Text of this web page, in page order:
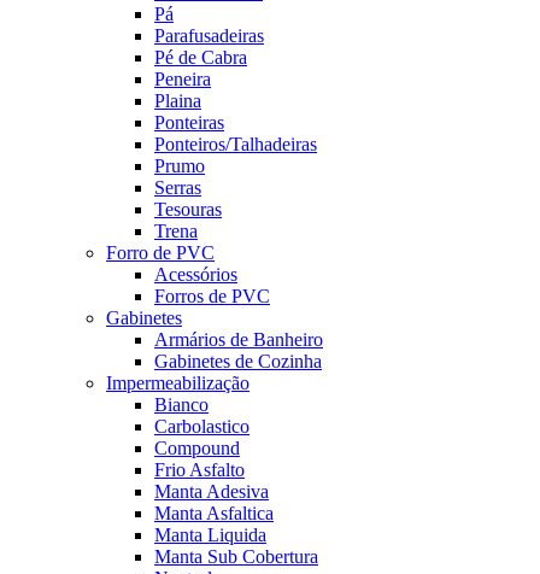
Pá
Parafusadeiras
Pé de Cabra
Peneira
Plaina
Ponteiras
Ponteiros/Talhadeiras
Prumo
Serras
Tesouras
Trena
Forro de PVC
Acessórios
Forros de PVC
Gabinetes
Armários de Banheiro
Gabinetes de Cozinha
Impermeabilização
Bianco
Carbolastico
Compound
Frio Asfalto
Manta Adesiva
Manta Asfaltica
Manta Liquida
Manta Sub Cobertura